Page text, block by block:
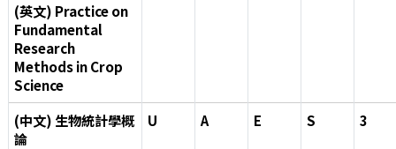
(英文) Practice on
Fundamental
Research
Methods in Crop
Science
(中文) 生物統計學概
論
U A E S 3